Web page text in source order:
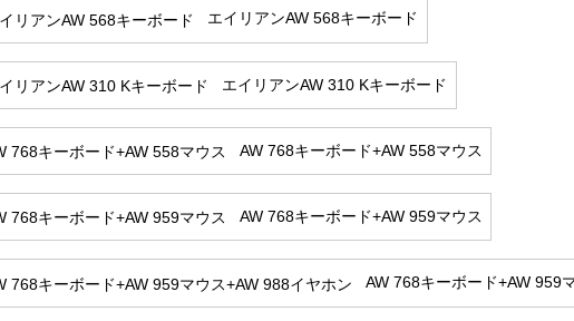
エイリアンAW 568キーボード
エイリアンAW 310 Kキーボード
AW 768キーボード+AW 558マウス
AW 768キーボード+AW 959マウス
AW 768キーボード+AW 959